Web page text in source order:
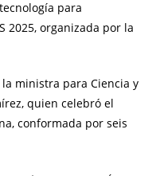
para
2025, organizada por la
ministra para Ciencia y
quien celebró el
conformada por seis